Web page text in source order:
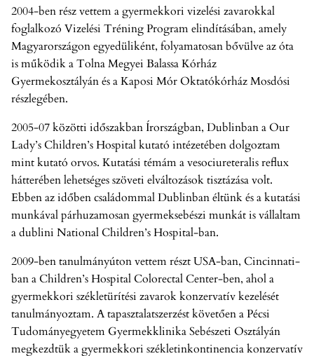
2004-ben rész vettem a gyermekkori vizelési zavarokkal
foglalkozó Vizelési Tréning Program elindításában, amely
Magyarországon egyedüliként, folyamatosan bővülve az óta
is működik a Tolna Megyei Balassa Kórház
Gyermekosztályán és a Kaposi Mór Oktatókórház Mosdósi
részlegében.
2005-07 közötti időszakban Írországban, Dublinban a Our
Lady’s Children’s Hospital kutató intézetében dolgoztam
mint kutató orvos. Kutatási témám a vesociureteralis reflux
hátterében lehetséges szöveti elváltozások tisztázása volt.
Ebben az időben családommal Dublinban éltünk és a kutatási
munkával párhuzamosan gyermeksebészi munkát is vállaltam
a dublini National Children’s Hospital-ban.
2009-ben tanulmányúton vettem részt USA-ban, Cincinnati-
ban a Children’s Hospital Colorectal Center-ben, ahol a
gyermekkori székletürítési zavarok konzervatív kezelését
tanulmányoztam. A tapasztalatszerzést követően a Pécsi
Tudományegyetem Gyermekklinika Sebészeti Osztályán
megkezdtük a gyermekkori székletinkontinencia konzervatív